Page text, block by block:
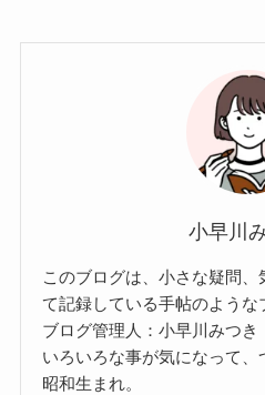
小早川
このブログは、小さな疑問
て記録している手帖のような
ブログ管理人：小早川みつき
いろいろな事が気になって、
昭和生まれ。